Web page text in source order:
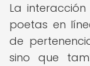
La
poetas en
de
sino que